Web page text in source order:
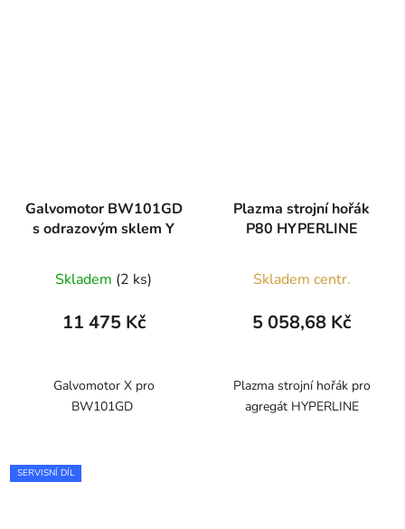
Galvomotor BW101GD
s odrazovým sklem Y
Skladem (2 ks)
11 475 Kč
Galvomotor X pro
BW101GD
Plazma strojní hořák
P80 HYPERLINE
Skladem centr.
5 058,68 Kč
Plazma strojní hořák pro
agregát HYPERLINE
SERVISNÍ DÍL